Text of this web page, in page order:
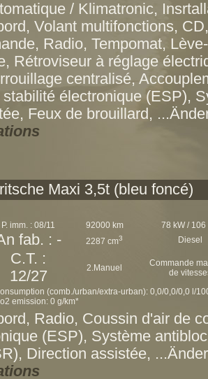
/ Klimatronic,
Volant multifonctions,
Radio, Tempomat,
Rétroviseur à réglage
centralisé,
électronique (ESP),
Feux de brouillard,
Maxi 3,5t (bleu foncé)
P. imm. : 08/11 92000 km 78 kW / 106
fab. : - 2287 cm3 Diesel
C.T. :
12/27
2.Manuel
Commande
de
(comb./urban/extra-urban): 0,0/0,0/0,0 l/
emission: 0 g/km*
Radio, Coussin d'air de
(ESP), Système
Direction assistée,